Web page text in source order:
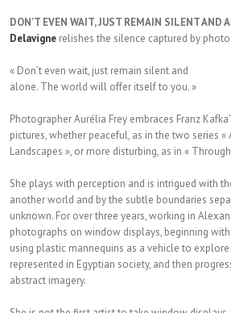
DON’T EVEN WAIT, JUST REMAIN SILENT AND
Delavigne relishes the silence captured by
« Don’t even wait, just remain silent and
alone. The world will offer itself to you. »
Photographer Aurélia Frey embraces Franz
pictures, whether peaceful, as in the two series «
Landscapes », or more disturbing, as in «
She plays with perception and is intrigued with
another world and by the subtle boundaries
unknown. For over three years, working in
photographs on window displays, beginning
using plastic mannequins as a vehicle to
represented in Egyptian society, and then
abstract imagery.